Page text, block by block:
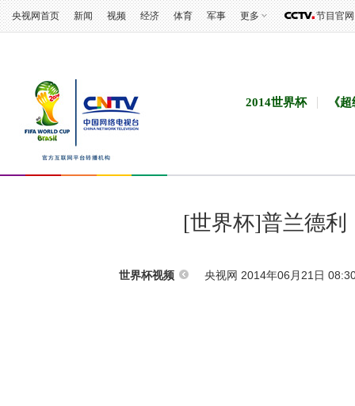
央视网首页 新闻 视频 经济 体育 军事 更多 节目官网
2014世界杯 《
[世界杯]普兰德利
世界杯视频 央视网 2014年06月21日